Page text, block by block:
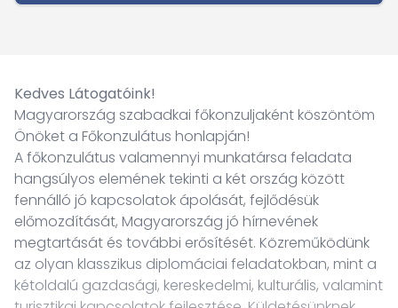
Kedves Látogatóink!
Magyarország szabadkai főkonzuljaként köszöntöm
Önöket a Főkonzulátus honlapján!
A főkonzulátus valamennyi munkatársa feladata
hangsúlyos elemének tekinti a két ország között
fennálló jó kapcsolatok ápolását, fejlődésük
előmozdítását, Magyarország jó hírnevének
megtartását és további erősítését. Közreműködünk
az olyan klasszikus diplomáciai feladatokban, mint a
kétoldalú gazdasági, kereskedelmi, kulturális, valamint